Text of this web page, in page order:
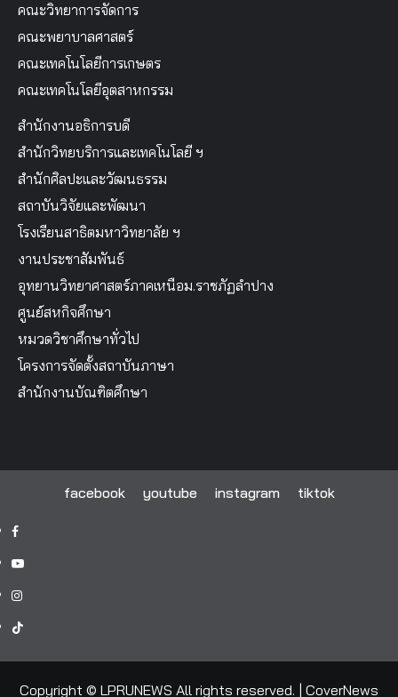
คณะวิทยาการจัดการ
คณะพยาบาลศาสตร์
คณะเทคโนโลยีการเกษตร
คณะเทคโนโลยีอุตสาหกรรม
สำนักงานอธิการบดี
สำนักวิทยบริการและเทคโนโลยี ฯ
สำนักศิลปะและวัฒนธรรม
สถาบันวิจัยและพัฒนา
โรงเรียนสาธิตมหาวิทยาลัย ฯ
งานประชาสัมพันธ์
อุทยานวิทยาศาสตร์ภาคเหนือม.ราชภัฏลำปาง
ศูนย์สหกิจศึกษา
หมวดวิชาศึกษาทั่วไป
โครงการจัดตั้งสถาบันภาษา
สำนักงานบัณฑิตศึกษา
facebook youtube instagram tiktok
facebook
youtube
instagram
tiktok
Copyright © LPRUNEWS All rights reserved. CoverNews